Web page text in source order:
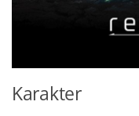
Karakter